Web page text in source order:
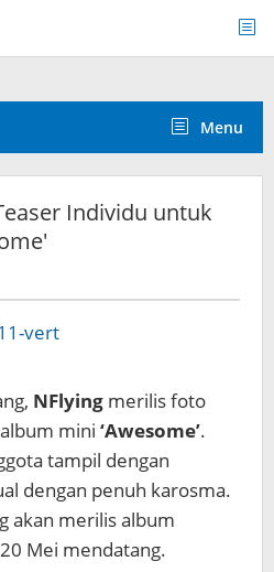
Menu
Individu untuk
NFlying merilis foto
mini ‘Awesome’.
tampil dengan
dengan penuh karosma.
akan merilis album
Mei mendatang.